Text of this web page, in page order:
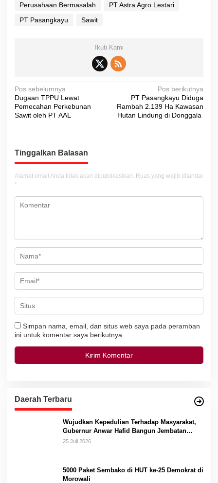
Perusahaan Bermasalah
PT Astra Agro Lestari
PT Pasangkayu
Sawit
Ikuti Kami
N
a
v
a
s
i
p
Pos sebelumnya
Dugaan TPPU Lewat
Pemecahan Perkebunan
Sawit oleh PT AAL
Pos berikutnya
PT Pasangkayu Diduga
Rambah 2.139 Ha Kawasan
Hutan Lindung di Donggala
Tinggalkan Balasan
Alamat email Anda tidak akan dipublikasikan. Ruas yang wajib ditandai
*
Simpan nama, email, dan situs web saya pada peramban
ini untuk komentar saya berikutnya.
Daerah Terbaru
Wujudkan Kepedulian Terhadap Masyarakat,
Gubernur Anwar Hafid Bangun Jembatan
Gantung Masungkang dengan Dana Pribadi
25 Juli 2026
5000 Paket Sembako di HUT ke-25 Demokrat di
Morowali